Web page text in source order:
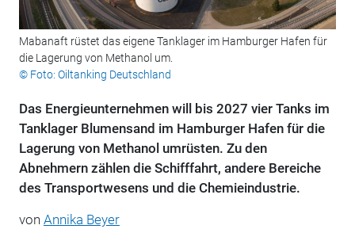
Mabanaft rüstet das eigene Tanklager im Hamburger Hafen für
die Lagerung von Methanol um.
© Foto: Oiltanking Deutschland
Das Energieunternehmen will bis 2027 vier Tanks im
Tanklager Blumensand im Hamburger Hafen für die
Lagerung von Methanol umrüsten. Zu den
Abnehmern zählen die Schifffahrt, andere Bereiche
des Transportwesens und die Chemieindustrie.
von Annika Beyer